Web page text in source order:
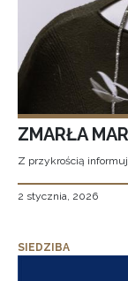
ZMARŁA
Z przykrością
2 stycznia, 2026
SIEDZIBA